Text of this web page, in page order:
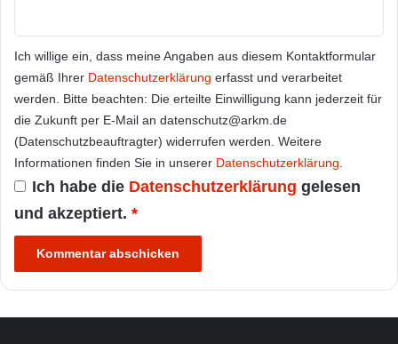
Ich willige ein, dass meine Angaben aus diesem Kontaktformular
gemäß Ihrer Datenschutzerklärung erfasst und verarbeitet
werden. Bitte beachten: Die erteilte Einwilligung kann jederzeit für
die Zukunft per E-Mail an datenschutz@arkm.de
(Datenschutzbeauftragter) widerrufen werden. Weitere
Informationen finden Sie in unserer Datenschutzerklärung
Ich habe die Datenschutzerklärung gelesen
und akzeptiert. *